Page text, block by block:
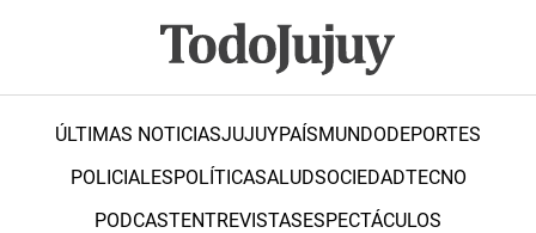
ÚLTIMAS NOTICIASJUJUYPAÍSMUNDODEPORTES
POLICIALESPOLÍTICASALUDSOCIEDADTECNO
PODCASTENTREVISTASESPECTÁCULOS